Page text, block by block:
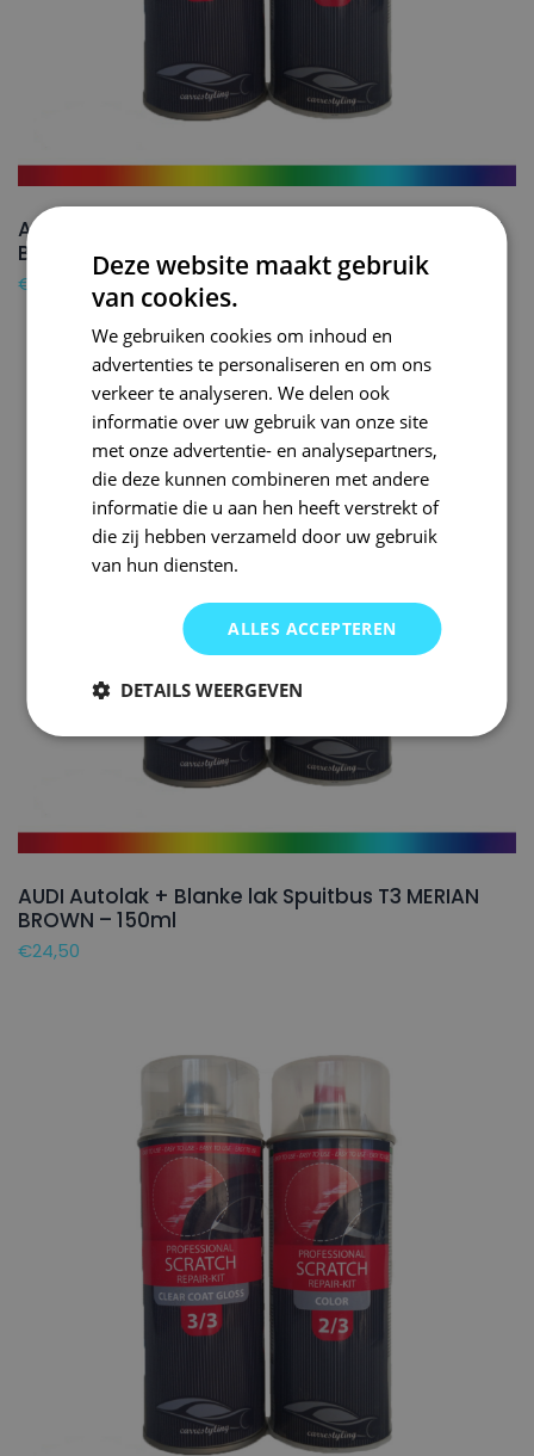
AUDI Autolak + Blanke lak Spuitbus A2 BRILLIANT
BLACK – 150ml
€
AUDI Autolak + Blanke lak Spuitbus T3 MERIAN
BROWN – 150ml
€24,50
Deze website maakt gebruik
van cookies.
We gebruiken cookies om inhoud en
advertenties te personaliseren en om ons
verkeer te analyseren. We delen ook
informatie over uw gebruik van onze site
met onze advertentie- en analysepartners,
die deze kunnen combineren met andere
informatie die u aan hen heeft verstrekt of
die zij hebben verzameld door uw gebruik
van hun diensten.
ALLES ACCEPTEREN
DETAILS WEERGEVEN